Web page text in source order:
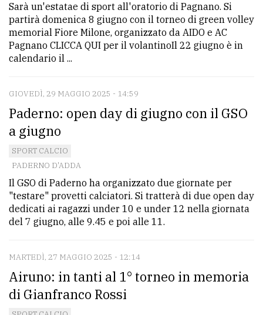
Per
la
tua
pubblicità
CERCA
Cerca
per
comune
Ricerca
avanzata
TESTATE
Sarà un'estatae di sport all'oratorio di Pagnano. Si
partirà domenica 8 giugno con il torneo di green volley
memorial Fiore Milone, organizzato da AIDO e AC
Pagnano CLICCA QUI per il volantinoIl 22 giugno è in
calendario il ...
GIOVEDÌ, 29 MAGGIO 2025 - 14:59
Paderno: open day di giugno con il GSO
a giugno
SPORT CALCIO
PADERNO D'ADDA
Il GSO di Paderno ha organizzato due giornate per
"testare" provetti calciatori. Si tratterà di due open day
dedicati ai ragazzi under 10 e under 12 nella giornata
del 7 giugno, alle 9.45 e poi alle 11.
MARTEDÌ, 27 MAGGIO 2025 - 12:14
Airuno: in tanti al 1° torneo in memoria
di Gianfranco Rossi